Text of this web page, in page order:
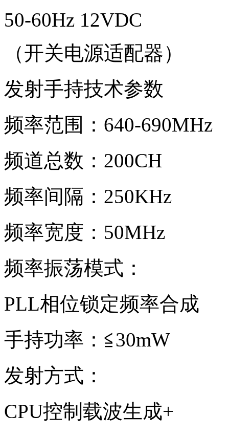
50-60Hz 12VDC
（开关电源适配器）
发射手持技术参数
频率范围：640-690MHz
频道总数：200CH
频率间隔：250KHz
频率宽度：50MHz
频率振荡模式：
PLL相位锁定频率合成
手持功率：≦30mW
发射方式：
CPU控制载波生成+